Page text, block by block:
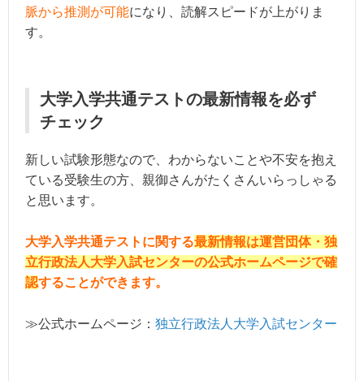
脈から推測が可能になり、読解スピードが上がりま
す。
大学入学共通テストの最新情報を必ず
チェック
新しい試験形態なので、わからないことや不安を抱え
ている受験生の方、親御さんがたくさんいらっしゃる
と思います。
大学入学共通テストに関する最新情報は運営団体・独
立行政法人大学入試センターの公式ホームページで確
認することができます。
≫公式ホームページ： 独立行政法人大学入試センター